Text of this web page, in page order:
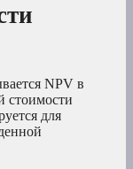
NPV в
стоимости
для